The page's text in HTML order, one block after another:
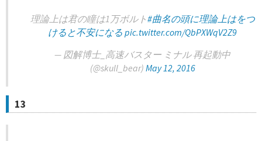
理論上は君の瞳は1万ボルト#曲名の頭に理論上はをつ
けると不安になる pic.twitter.com/QbPXWqV2Z9
— 図解博士_高速バスター ミナル 再起動中
(@skull_bear) May 12, 2016
13